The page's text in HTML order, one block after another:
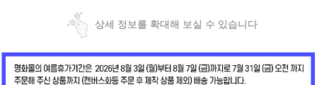
상세 정보를 확대해 보실 수 있습니다